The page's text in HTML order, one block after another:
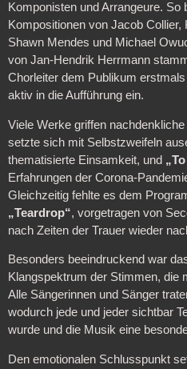
Komponisten und Arrangeure. So
Kompositionen von Jacob
Shawn Mendes und Michael
von Jan-Hendrik Herrmann
Chorleiter dem Publikum
aktiv in die Aufführung ein.
Viele Werke griffen
setzte sich mit Selbstzweifeln
thematisierte Einsamkeit, und
Erfahrungen der Corona-
Gleichzeitig fehlte es dem
„Teardrop“, vorgetragen von
nach Zeiten der Trauer wieder
Besonders beeindruckend war
Klangspektrum der Stimmen, die
Alle Sängerinnen und Sänger
wodurch jede und jeder sichtbar
wurde und die Musik eine
Den emotionalen Schlusspunkt